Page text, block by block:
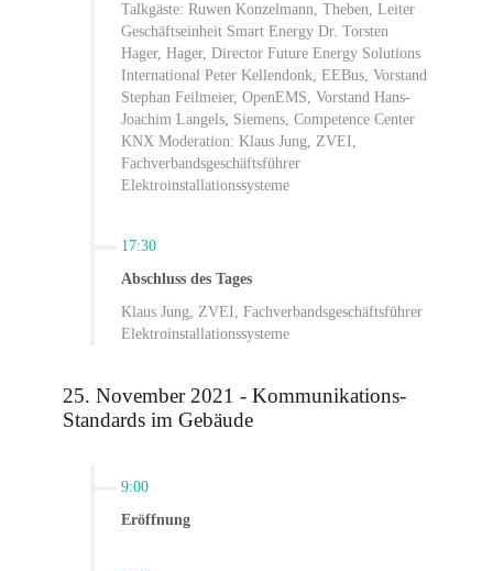
Talkgäste: Ruwen Konzelmann, Theben, Leiter
Geschäftseinheit Smart Energy Dr. Torsten
Hager, Hager, Director Future Energy Solutions
International Peter Kellendonk, EEBus, Vorstand
Stephan Feilmeier, OpenEMS, Vorstand Hans-
Joachim Langels, Siemens, Competence Center
KNX Moderation: Klaus Jung, ZVEI,
Fachverbandsgeschäftsführer
Elektroinstallationssysteme
17:30
Abschluss des Tages
Klaus Jung, ZVEI, Fachverbandsgeschäftsführer
Elektroinstallationssysteme
25. November 2021 - Kommunikations-
Standards im Gebäude
9:00
Eröffnung